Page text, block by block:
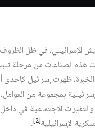
الإسرائيلي، في ظل
هذه الصناعات من مرحلة
ظهرت إسرائيل كإحدى
بمجموعة من
الاجتماعية في داخل
الإسرائيلية[2]
.